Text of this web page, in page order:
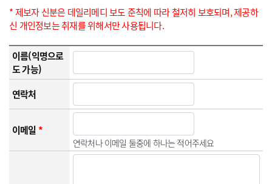
* 제보자 신분은 데일리메디 보도 준칙에 따라 철저히 보호되며, 제공하
신 개인정보는 취재를 위해서만 사용됩니다.
이름(익명으로
도 가능)
연락처
이메일*
연락처나 이메일 둘중에 하나는 적어주세요